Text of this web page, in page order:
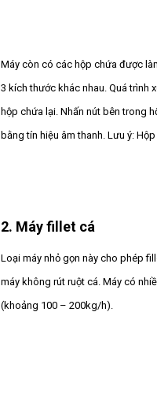
Máy còn có các hộp chứa được
3 kích thước khác nhau. Quá trình
hộp chứa lại. Nhấn nút bên trong
bằng tín hiệu âm thanh. Lưu ý:
2. Máy fillet cá
Loại máy nhỏ gọn này cho phép
máy không rút ruột cá. Máy có
(khoảng 100 – 200kg/h).